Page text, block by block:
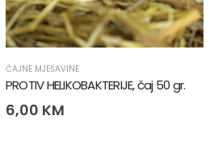
ČAJNE MJEŠAVINE
PROTIV HELIKOBAKTERIJE, čaj 50 gr.
6,00 KM